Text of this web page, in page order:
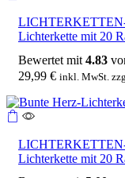
Lichterkette mit 20
Bewertet mit 4.83
29,99 € inkl. MwSt.
Lichterkette mit 20